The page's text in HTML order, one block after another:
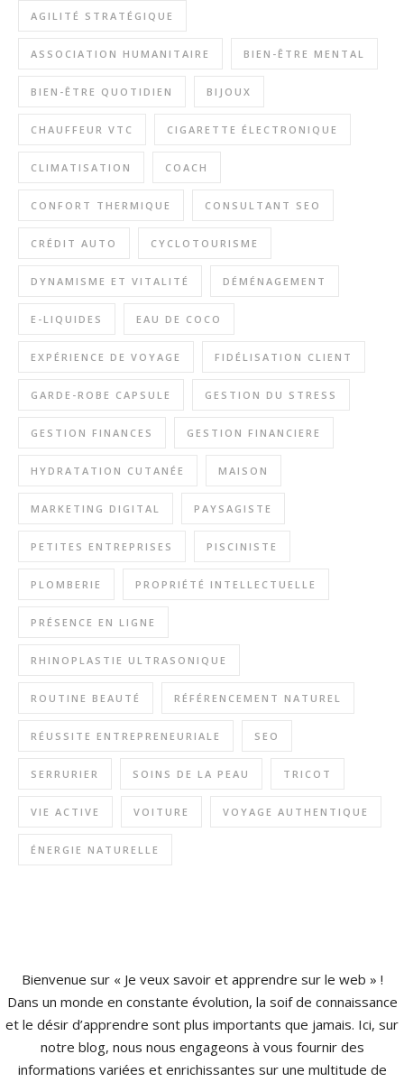
AGILITÉ STRATÉGIQUE
ASSOCIATION HUMANITAIRE BIEN-ÊTRE MENTAL
BIEN-ÊTRE QUOTIDIEN BIJOUX
CHAUFFEUR VTC CIGARETTE ÉLECTRONIQUE
CLIMATISATION COACH
CONFORT THERMIQUE CONSULTANT SEO
CRÉDIT AUTO CYCLOTOURISME
DYNAMISME ET VITALITÉ DÉMÉNAGEMENT
E-LIQUIDES EAU DE COCO
EXPÉRIENCE DE VOYAGE FIDÉLISATION CLIENT
GARDE-ROBE CAPSULE GESTION DU STRESS
GESTION FINANCES GESTION FINANCIERE
HYDRATATION CUTANÉE MAISON
MARKETING DIGITAL PAYSAGISTE
PETITES ENTREPRISES PISCINISTE
PLOMBERIE PROPRIÉTÉ INTELLECTUELLE
PRÉSENCE EN LIGNE
RHINOPLASTIE ULTRASONIQUE
ROUTINE BEAUTÉ RÉFÉRENCEMENT NATUREL
RÉUSSITE ENTREPRENEURIALE SEO
SERRURIER SOINS DE LA PEAU TRICOT
VIE ACTIVE VOITURE VOYAGE AUTHENTIQUE
ÉNERGIE NATURELLE
Bienvenue sur « Je veux savoir et apprendre sur le web » !
Dans un monde en constante évolution, la soif de connaissance
et le désir d’apprendre sont plus importants que jamais. Ici, sur
notre blog, nous nous engageons à vous fournir des
informations variées et enrichissantes sur une multitude de